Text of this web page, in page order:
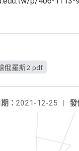
俄羅斯2.pdf
發
： 2021-12-25 |